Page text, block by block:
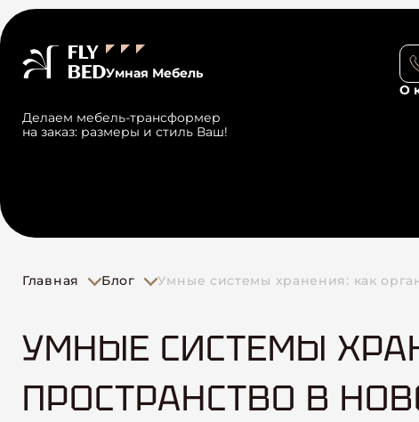
Умная Мебель
Делаем мебель-трансформер
на заказ: размеры и стиль Ваш!
О
Главная Блог Умные системы хранения: как
УМНЫЕ СИСТЕМЫ
ПРОСТРАНСТВО В